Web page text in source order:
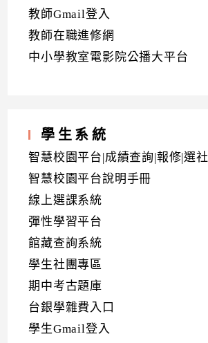
教師Gmail登入
教師在職進修網
中小學教室電影院公播大平台
學生系統
智慧校園平台|成績查詢|報修|選社
智慧校園平台說明手冊
線上選課系統
彈性學習平台
館藏查詢系統
學生社團專區
期中考古題庫
台銀學雜費入口
學生Gmail登入